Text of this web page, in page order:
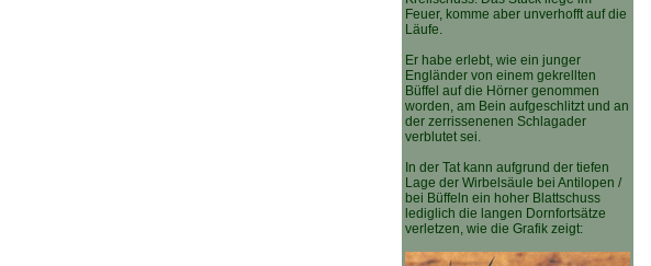
Feuer, komme aber unverhofft auf die
Läufe.
Er habe erlebt, wie ein junger
Engländer von einem gekrellten
Büffel auf die Hörner genommen
worden, am Bein aufgeschlitzt und an
der zerrissenenen Schlagader
verblutet sei.
In der Tat kann aufgrund der tiefen
Lage der Wirbelsäule bei Antilopen /
bei Büffeln ein hoher Blattschuss
lediglich die langen Dornfortsätze
verletzen, wie die Grafik zeigt: